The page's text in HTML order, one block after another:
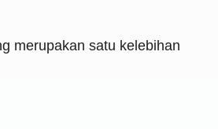
merupakan satu kelebihan